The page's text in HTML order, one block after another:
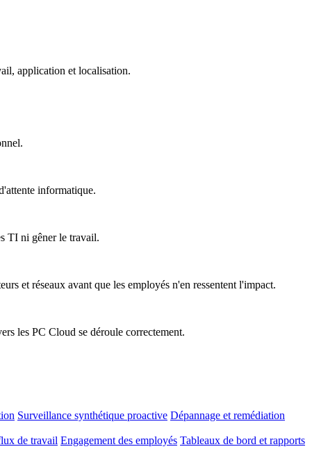
application et localisation.
informatique.
TI ni gêner le travail.
et réseaux avant que les employés n'en ressentent l'impact.
les PC Cloud se déroule correctement.
Surveillance synthétique proactive Dépannage et remédiation
de travail Engagement des employés Tableaux de bord et rapports